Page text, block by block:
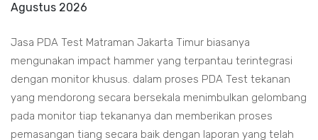
Agustus 2026
Jasa PDA Test Matraman Jakarta Timur biasanya
mengunakan impact hammer yang terpantau terintegrasi
dengan monitor khusus. dalam proses PDA Test tekanan
yang mendorong secara bersekala menimbulkan gelombang
pada monitor tiap tekananya dan memberikan proses
pemasangan tiang secara baik dengan laporan yang telah